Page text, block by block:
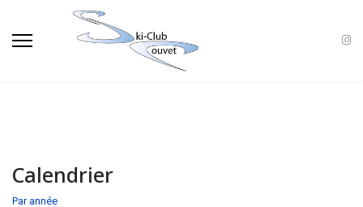
Calendrier
Par année